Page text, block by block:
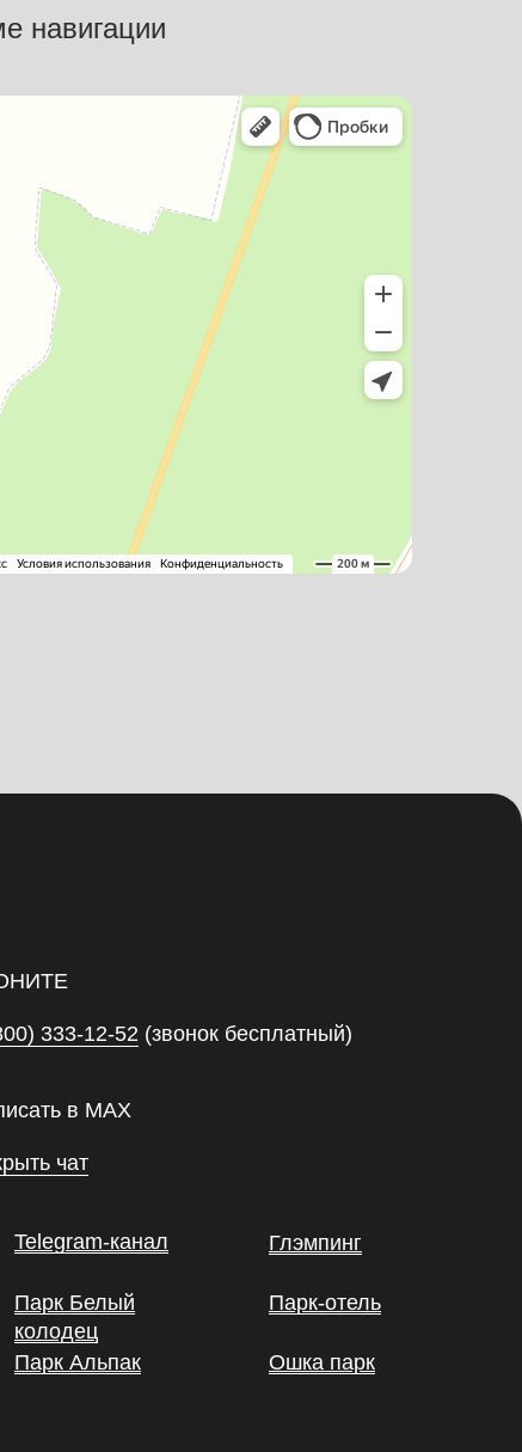
навигации
Telegram-канал
Парк Белый
колодец
Парк Альпак
Глэмпинг
Парк-отель
Ошка парк
в MAX
чат
333-12-52 (звонок бесплатный)